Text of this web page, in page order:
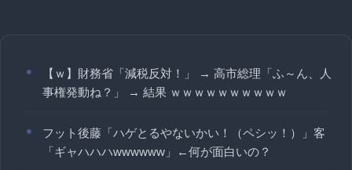
【ｗ】財務省「減税反対！」 → 高市総理「ふ～ん、人
事権発動ね？」 → 結果 ｗｗｗｗｗｗｗｗｗｗ
フット後藤「ハゲとるやないかい！（ペシッ！）」客
「ギャハハハwwwwww」←何が面白いの？